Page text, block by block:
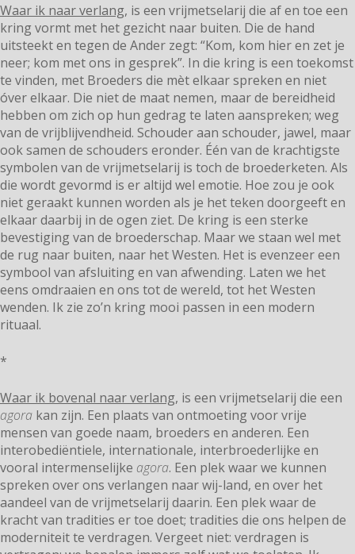
Waar ik naar verlang, is een vrijmetselarij die af en toe een
kring vormt met het gezicht naar buiten. Die de hand
uitsteekt en tegen de Ander zegt: “Kom, kom hier en zet je
neer; kom met ons in gesprek”. In die kring is een toekomst
te vinden, met Broeders die mèt elkaar spreken en niet
óver elkaar. Die niet de maat nemen, maar de bereidheid
hebben om zich op hun gedrag te laten aanspreken; weg
van de vrijblijvendheid. Schouder aan schouder, jawel, maar
ook samen de schouders eronder. Één van de krachtigste
symbolen van de vrijmetselarij is toch de broederketen. Als
die wordt gevormd is er altijd wel emotie. Hoe zou je ook
niet geraakt kunnen worden als je het teken doorgeeft en
elkaar daarbij in de ogen ziet. De kring is een sterke
bevestiging van de broederschap. Maar we staan wel met
de rug naar buiten, naar het Westen. Het is evenzeer een
symbool van afsluiting en van afwending. Laten we het
eens omdraaien en ons tot de wereld, tot het Westen
wenden. Ik zie zo’n kring mooi passen in een modern
rituaal.
*
Waar ik bovenal naar verlang, is een vrijmetselarij die een
agora kan zijn. Een plaats van ontmoeting voor vrije
mensen van goede naam, broeders en anderen. Een
interobediëntiele, internationale, interbroederlijke en
vooral intermenselijke agora. Een plek waar we kunnen
spreken over ons verlangen naar wij-land, en over het
aandeel van de vrijmetselarij daarin. Een plek waar de
kracht van tradities er toe doet; tradities die ons helpen de
moderniteit te verdragen. Vergeet niet: verdragen is